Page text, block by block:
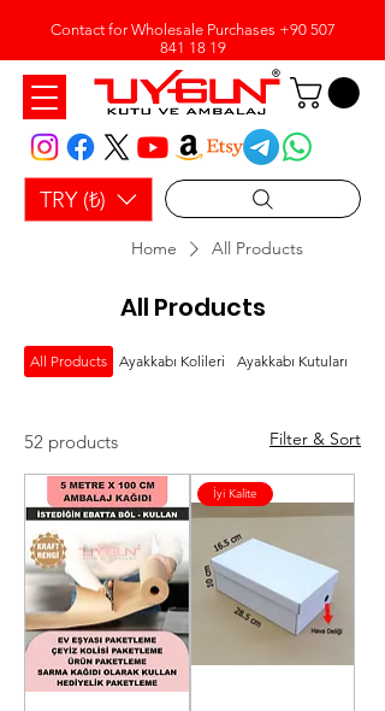
Contact for Wholesale Purchases +90 507
841 18 19
TRY (₺)
Home All Products
All Products
All Products Ayakkabı Kolileri Ayakkabı Kutuları
52 products Filter & Sort
İyi Kalite